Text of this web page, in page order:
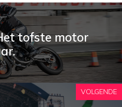
tofste motor
VOLGENDE